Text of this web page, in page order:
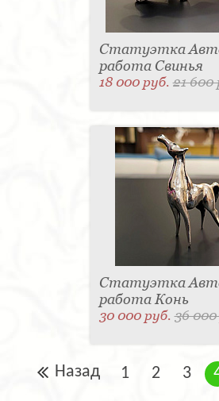
Статуэтка
работа Свинья
18 000 руб.21 600
Статуэтка
работа Конь
30 000 руб.36
Назад 1 2 3